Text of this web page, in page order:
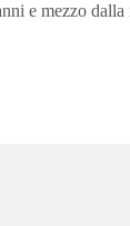
e mezzo